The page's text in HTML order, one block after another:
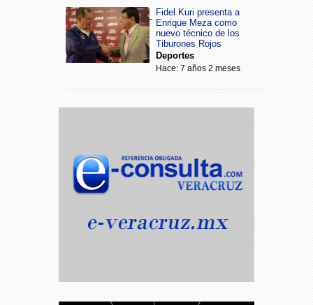
Fidel Kuri presenta a
Enrique Meza como
nuevo técnico de los
Tiburones Rojos
Deportes
Hace: 7 años 2 meses